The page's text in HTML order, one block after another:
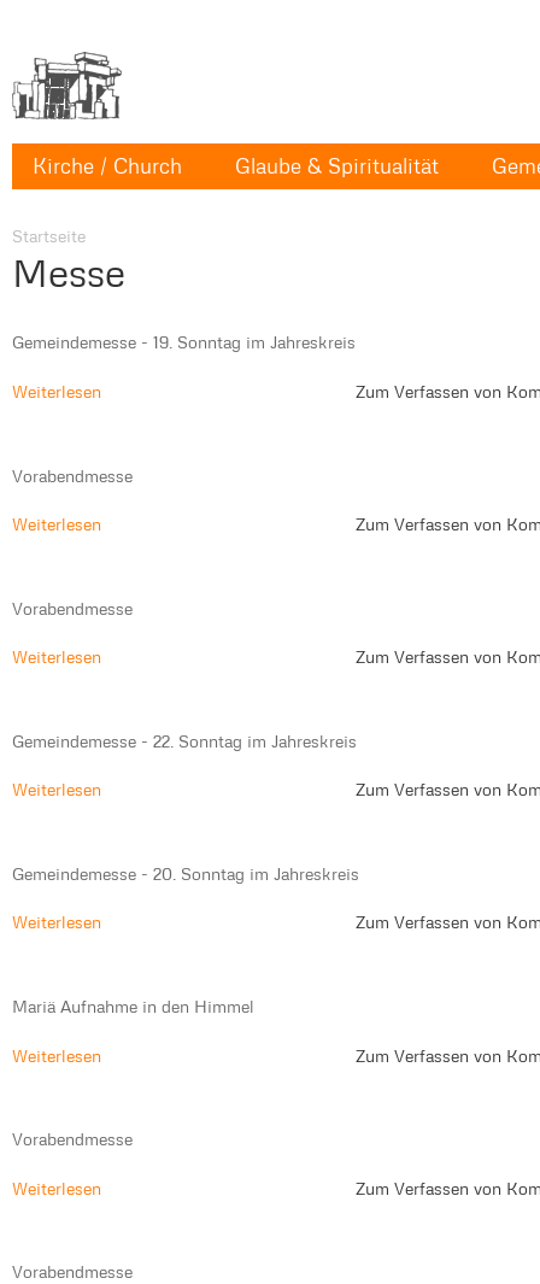
Kirche / Church Glaube & Spiritualität
Startseite
Messe
Gemeindemesse - 19. Sonntag im Jahreskreis
Weiterlesen Zum Verfassen von
Vorabendmesse
Weiterlesen Zum Verfassen von
Vorabendmesse
Weiterlesen Zum Verfassen von
Gemeindemesse - 22. Sonntag im Jahreskreis
Weiterlesen Zum Verfassen von
Gemeindemesse - 20. Sonntag im Jahreskreis
Weiterlesen Zum Verfassen von
Mariä Aufnahme in den Himmel
Weiterlesen Zum Verfassen von
Vorabendmesse
Weiterlesen Zum Verfassen von
Vorabendmesse